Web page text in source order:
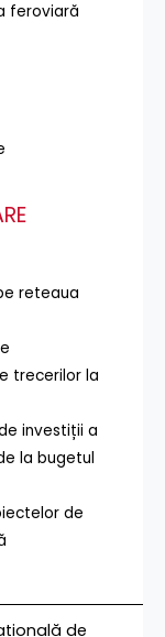
feroviară
reteaua
trecerilor la
investiții a
la bugetul
de
de